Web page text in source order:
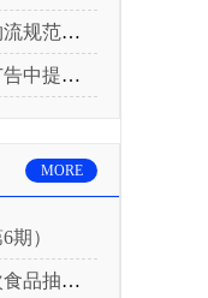
见的通知
作的通知
MORE
期）
况的通报